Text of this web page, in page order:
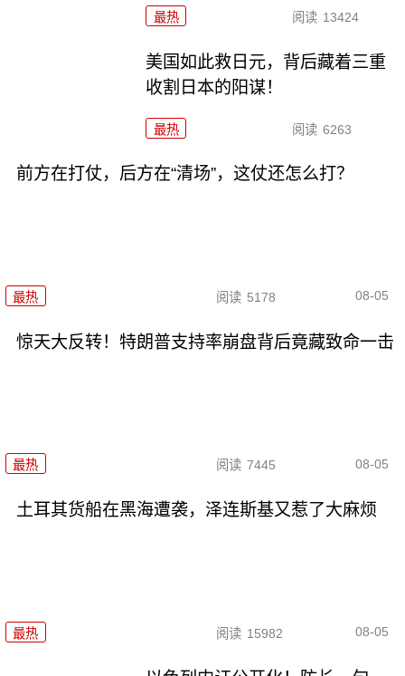
最热 阅读 13424
美国如此救日元，背后藏着三重
收割日本的阳谋！
最热 阅读 6263
前方在打仗，后方在“清场”，这仗还怎么打？
最热 阅读 5178 08-05
惊天大反转！特朗普支持率崩盘背后竟藏致命一击
最热 阅读 7445 08-05
土耳其货船在黑海遭袭，泽连斯基又惹了大麻烦
最热 阅读 15982 08-05